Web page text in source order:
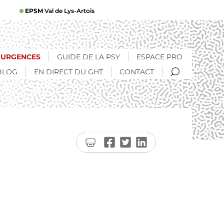
EPSM Val de Lys-Artois
URGENCES GUIDE DE LA PSY
ESPACE PRO
EN DIRECT DU GHT CONTACT RECHERCHE
Imprimer
la
Partager
sur
Partager
sur
Partager
sur